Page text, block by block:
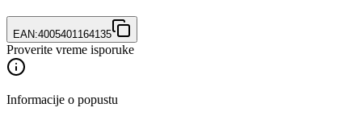
EAN:4005401164135
Proverite vreme isporuke
Informacije o popustu